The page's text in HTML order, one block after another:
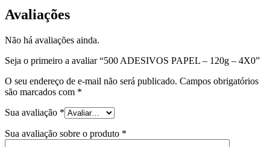
Avaliações
Não há avaliações ainda.
Seja o primeiro a avaliar “500 ADESIVOS PAPEL – 120g – 4X0”
O seu endereço de e-mail não será publicado. Campos obrigatórios
são marcados com *
Sua avaliação *
Sua avaliação sobre o produto *